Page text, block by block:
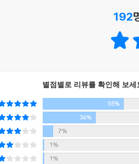
갈아치우는 카페 마담 여동생, 맞춤법
금껏 나만 모르고 있던 우리 가족의 과
상살이에 견디지 못하고 산산조각이
집으로 데려가 끼니를 챙겨주는 것뿐
과 맞서 싸우려는 것에 다름아니었을
로 들어와 살게 되면서 새삼 깨닫게 된
192
별점별로 리뷰를 확인해 보세
55%
36%
7%
1%
1%